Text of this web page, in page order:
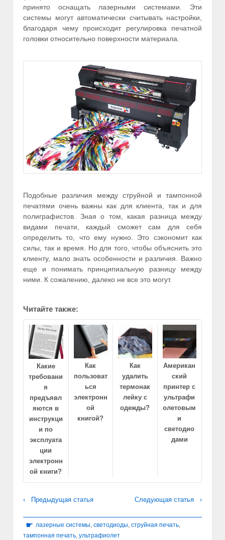
принято оснащать лазерными системами. Эти
системы могут автоматически считывать настройки,
благодаря чему происходит регулировка печатной
головки относительно поверхности материала.
Подобные различия между струйной и тампонной
печатями очень важны как для клиента, так и для
полиграфистов. Зная о том, какая разница между
видами печати, каждый сможет сам для себя
определить то, что ему нужно. Это сэкономит как
силы, так и время. Но для того, чтобы объяснить это
клиенту, мало знать особенности и различия. Важно
еще и понимать принципиальную разницу между
ними. К сожалению, далеко не все это могут.
Читайте также:
Какие
требовани
я
предъявл
яются в
инструкци
и по
эксплуата
ции
электронн
ой книги?
Как
пользоват
ься
электронн
ой
книгой?
Как
удалить
термонак
лейку с
одежды?
Американ
ский
принтер с
ультрафи
олетовым
и
светодио
дами
‹ Предыдущая статья Следующая статья ›
☛ лазерные системы, светодиоды, струйная печать,
тампонная печать, ультрафиолет